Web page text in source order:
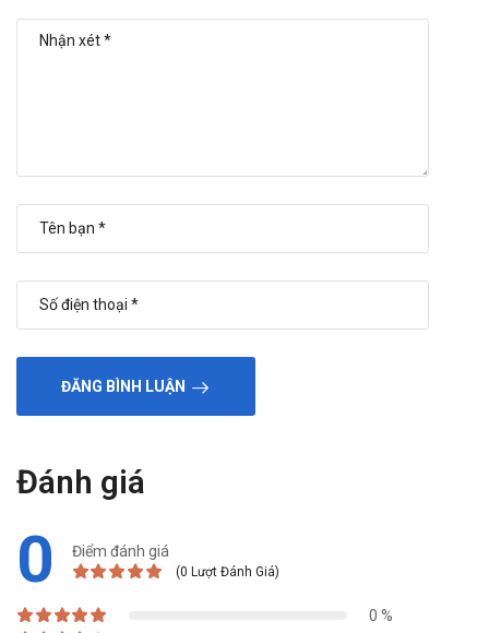
ĐĂNG BÌNH LUẬN
Đánh giá
0 Điểm đánh giá
(0 Lượt Đánh Giá)
0 %